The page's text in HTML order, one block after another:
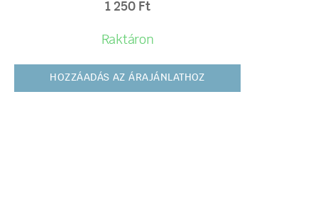
1 250 Ft
Raktáron
HOZZÁADÁS AZ ÁRAJÁNLATHOZ